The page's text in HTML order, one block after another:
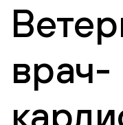
врач-